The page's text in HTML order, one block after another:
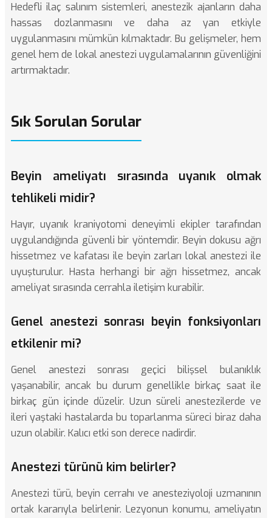
Hedefli ilaç salınım sistemleri, anestezik ajanların daha
hassas dozlanmasını ve daha az yan etkiyle
uygulanmasını mümkün kılmaktadır. Bu gelişmeler, hem
genel hem de lokal anestezi uygulamalarının güvenliğini
artırmaktadır.
Sık Sorulan Sorular
Beyin ameliyatı sırasında uyanık olmak
tehlikeli midir?
Hayır, uyanık kraniyotomi deneyimli ekipler tarafından
uygulandığında güvenli bir yöntemdir. Beyin dokusu ağrı
hissetmez ve kafatası ile beyin zarları lokal anestezi ile
uyuşturulur. Hasta herhangi bir ağrı hissetmez, ancak
ameliyat sırasında cerrahla iletişim kurabilir.
Genel anestezi sonrası beyin fonksiyonları
etkilenir mi?
Genel anestezi sonrası geçici bilişsel bulanıklık
yaşanabilir, ancak bu durum genellikle birkaç saat ile
birkaç gün içinde düzelir. Uzun süreli anestezilerde ve
ileri yaştaki hastalarda bu toparlanma süreci biraz daha
uzun olabilir. Kalıcı etki son derece nadirdir.
Anestezi türünü kim belirler?
Anestezi türü, beyin cerrahı ve anesteziyoloji uzmanının
ortak kararıyla belirlenir. Lezyonun konumu, ameliyatın